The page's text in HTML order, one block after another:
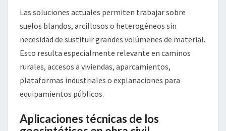
Las soluciones actuales permiten trabajar sobre
suelos blandos, arcillosos o heterogéneos sin
necesidad de sustituir grandes volúmenes de material.
Esto resulta especialmente relevante en caminos
rurales, accesos a viviendas, aparcamientos,
plataformas industriales o explanaciones para
equipamientos públicos.
Aplicaciones técnicas de los